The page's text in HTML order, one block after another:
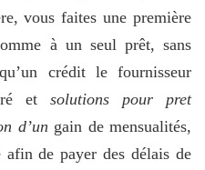
vous faites une première
à un seul prêt, sans
crédit le fournisseur
et solutions pour pret
d’un gain de mensualités,
de payer des délais de